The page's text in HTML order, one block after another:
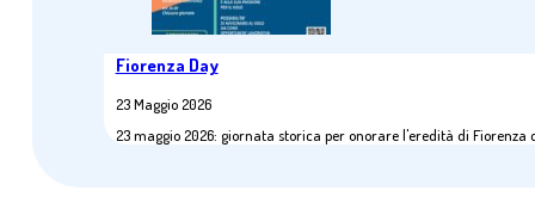
Fiorenza Day
23 Maggio 2026
23 maggio 2026: giornata storica per onorare l'eredità di